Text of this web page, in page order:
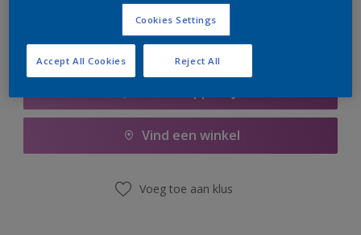
Vind een winkel
Voeg toe aan klus
Cookies Settings
Reject All
Accept All Cookies